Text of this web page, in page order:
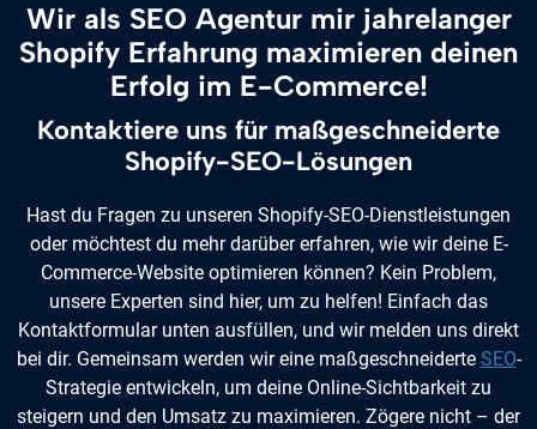
Wir als SEO Agentur mir jahrelanger
Shopify Erfahrung maximieren deinen
Erfolg im E-Commerce!
Kontaktiere uns für maßgeschneiderte
Shopify-SEO-Lösungen
Hast du Fragen zu unseren Shopify-SEO-Dienstleistungen
oder möchtest du mehr darüber erfahren, wie wir deine E-
Commerce-Website optimieren können? Kein Problem,
unsere Experten sind hier, um zu helfen! Einfach das
Kontaktformular unten ausfüllen, und wir melden uns direkt
bei dir. Gemeinsam werden wir eine maßgeschneiderte SEO-
Strategie entwickeln, um deine Online-Sichtbarkeit zu
steigern und den Umsatz zu maximieren. Zögere nicht – der